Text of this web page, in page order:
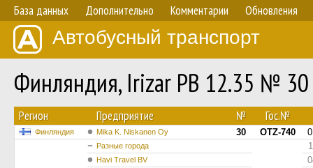
База данных Дополнительно Комментарии Обновления
Автобусный транспорт
Финляндия, Irizar PB 12.35 № 30
Регион Предприятие № Гос.№
Финляндия Mika K. Niskanen Oy 30 OTZ-740
Разные города
Havi Travel BV